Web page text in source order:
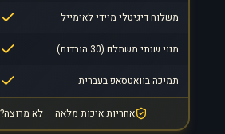
משלוח דיגיטלי מיידי לאימייל
מנוי שנתי משתלם (30 הורדות)
תמיכה בוואטסאפ בעברית
אחריות איכות מלאה — לא